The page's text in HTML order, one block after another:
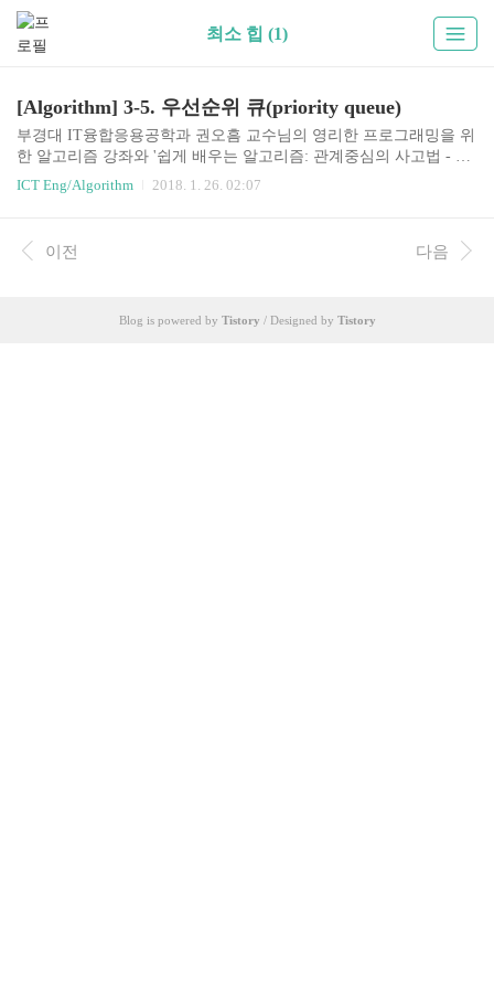
최소 힙 (1)
[Algorithm] 3-5. 우선순위 큐(priority queue)
부경대 IT융합응용공학과 권오흠 교수님의 영리한 프로그래밍을 위
한 알고리즘 강좌와 '쉽게 배우는 알고리즘: 관계중심의 사고법 - 문
병로'등을 통한 알고리즘 학습 강좌 링크3-5. 우선순위 큐(priority qu
eue)힙의 응용: 우선순위 큐최대 우선순위 큐(maximum priority queu
로운 원소 x를 삽입EXTRACT_MAX(): 최대값을 삭제하고 반환최소
우선순위 큐(minimum priority queue)는 EXTRACT-MAX대신 EXTR
가 insert되는 경우 아래와..
ICT Eng/Algorithm 2018. 1. 26. 02:07
이전 다음
Blog is powered by Tistory / Designed by Tistory